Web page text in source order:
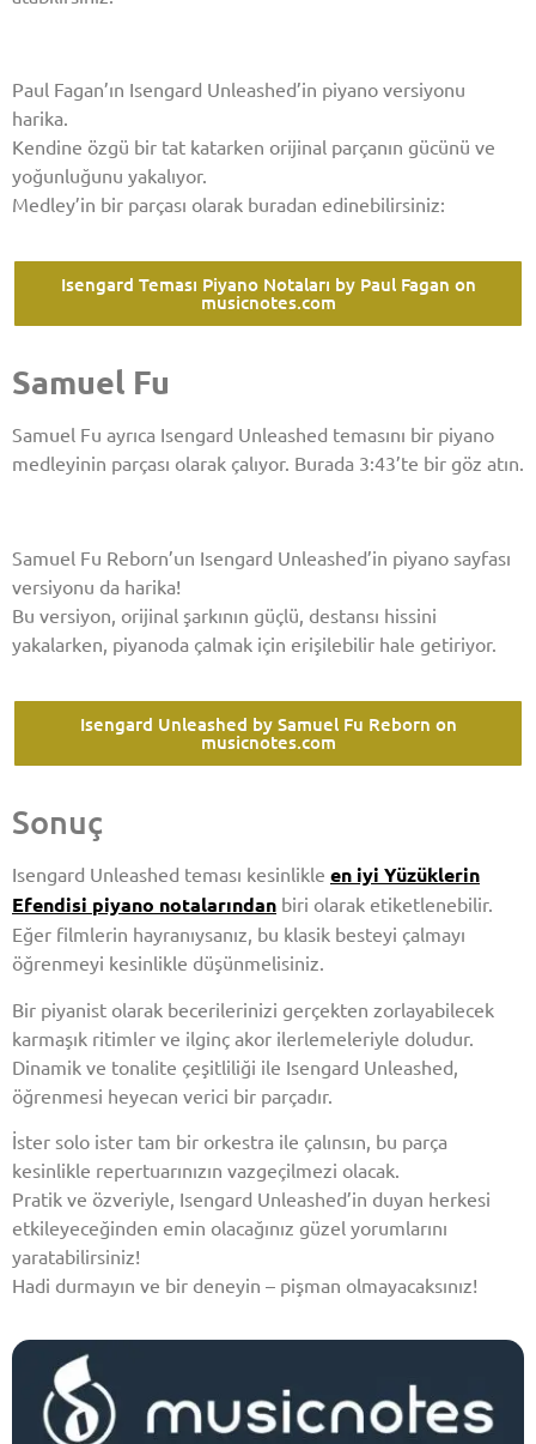
Paul Fagan’ın Isengard Unleashed’in piyano versiyonu
harika.
Kendine özgü bir tat katarken orijinal parçanın gücünü ve
yoğunluğunu yakalıyor.
Medley’in bir parçası olarak buradan edinebilirsiniz:
Isengard Teması Piyano Notaları by Paul Fagan on
musicnotes.com
Samuel Fu
Samuel Fu ayrıca Isengard Unleashed temasını bir piyano
medleyinin parçası olarak çalıyor. Burada 3:43’te bir göz atın.
Samuel Fu Reborn’un Isengard Unleashed’in piyano sayfası
versiyonu da harika!
Bu versiyon, orijinal şarkının güçlü, destansı hissini
yakalarken, piyanoda çalmak için erişilebilir hale getiriyor.
Isengard Unleashed by Samuel Fu Reborn on
musicnotes.com
Sonuç
Isengard Unleashed teması kesinlikle en iyi Yüzüklerin
Efendisi piyano notalarından biri olarak etiketlenebilir.
Eğer filmlerin hayranıysanız, bu klasik besteyi çalmayı
öğrenmeyi kesinlikle düşünmelisiniz.
Bir piyanist olarak becerilerinizi gerçekten zorlayabilecek
karmaşık ritimler ve ilginç akor ilerlemeleriyle doludur.
Dinamik ve tonalite çeşitliliği ile Isengard Unleashed,
öğrenmesi heyecan verici bir parçadır.
İster solo ister tam bir orkestra ile çalınsın, bu parça
kesinlikle repertuarınızın vazgeçilmezi olacak.
Pratik ve özveriyle, Isengard Unleashed’in duyan herkesi
etkileyeceğinden emin olacağınız güzel yorumlarını
yaratabilirsiniz!
Hadi durmayın ve bir deneyin – pişman olmayacaksınız!